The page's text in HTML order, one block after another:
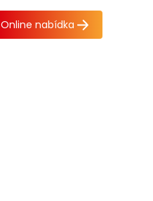
Online nabídka